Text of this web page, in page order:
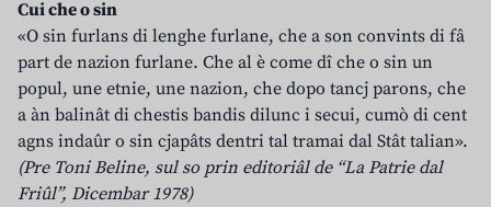
Cui che o sin
«O sin furlans di lenghe furlane, che a son convints di fâ
part de nazion furlane. Che al è come dî che o sin un
popul, une etnie, une nazion, che dopo tancj parons, che
a àn balinât di chestis bandis dilunc i secui, cumò di cent
agns indaûr o sin cjapâts dentri tal tramai dal Stât talian».
(Pre Toni Beline, sul so prin editoriâl de “La Patrie dal
Friûl”, Dicembar 1978)